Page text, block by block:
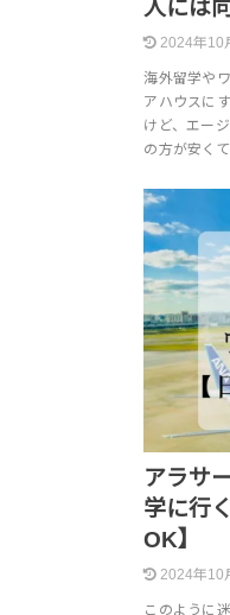
人には
2024年10
海外留学や
アハウスに
けど、エー
の方が安く
アラサ
学に行
OK】
2024年10
このように